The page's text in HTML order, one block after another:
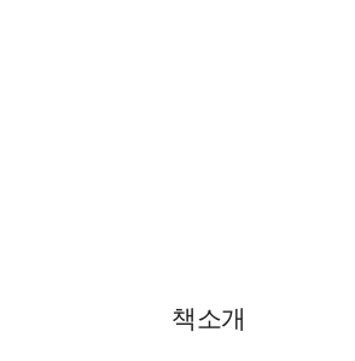
책소개